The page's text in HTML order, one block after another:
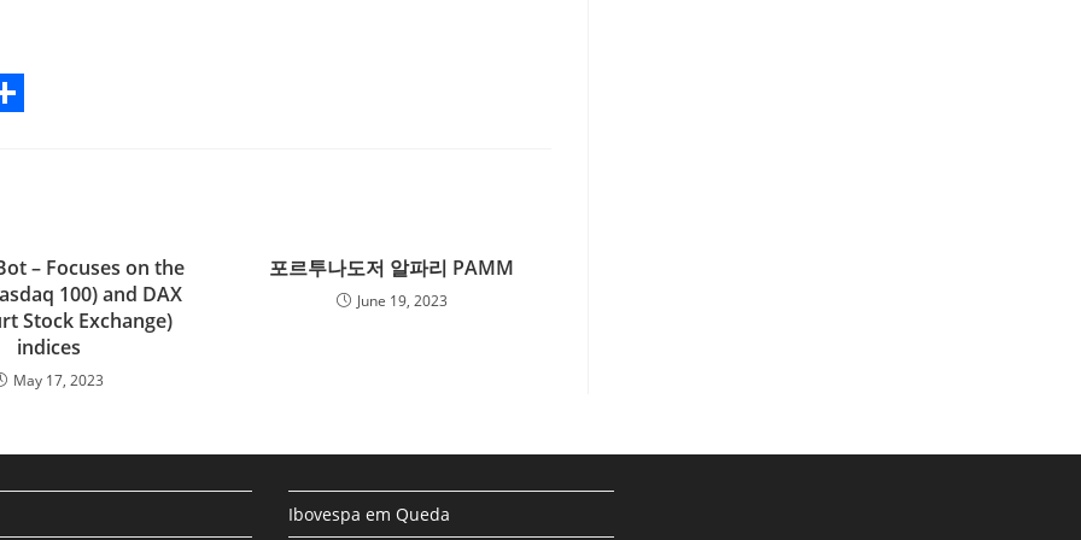
– Focuses on the
100) and DAX
Stock Exchange)
indices
May 17, 2023
포르투나도저 알파리 PAMM
June 19, 2023
Ibovespa em Queda